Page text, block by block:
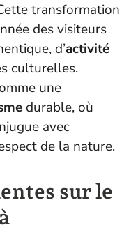
transformation
des visiteurs
d’activité
culturelles.
une
durable, où
avec
de la nature.
sur le